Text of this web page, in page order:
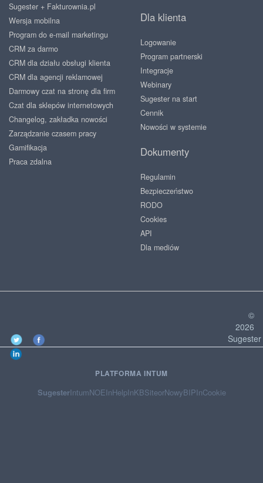
Sugester + Fakturownia.pl
Wersja mobilna
Program do e-mail marketingu
CRM za darmo
CRM dla działu obsługi klienta
CRM dla agencji reklamowej
Darmowy czat na stronę dla firm
Czat dla sklepów internetowych
Changelog, zakładka nowości
Zarządzanie czasem pracy
Gamifikacja
Praca zdalna
Dla klienta
Logowanie
Program partnerski
Integracje
Webinary
Sugester na start
Cennik
Nowości w systemie
Dokumenty
Regulamin
Bezpieczeństwo
RODO
Cookies
API
Dla mediów
©
2026
Sugester
PLATFORMA INTUM
SugesterIntumNOEInHelpInKBSiteorNowyBIPInCookie